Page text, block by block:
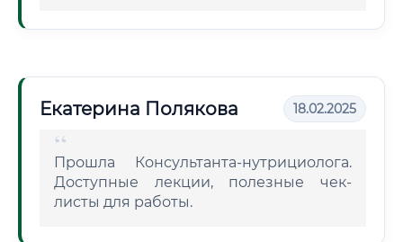
Екатерина Полякова 18.02.2025
Прошла Консультанта-нутрициолога.
Доступные лекции, полезные чек-
листы для работы.